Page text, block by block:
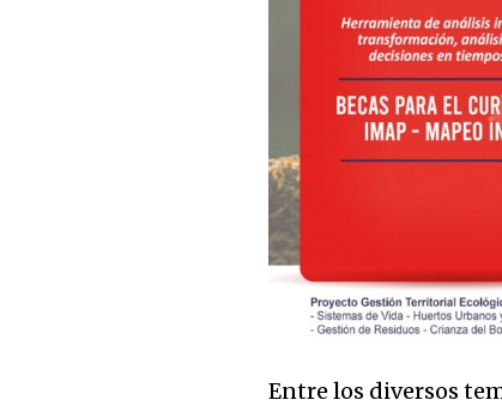
Entre los diversos